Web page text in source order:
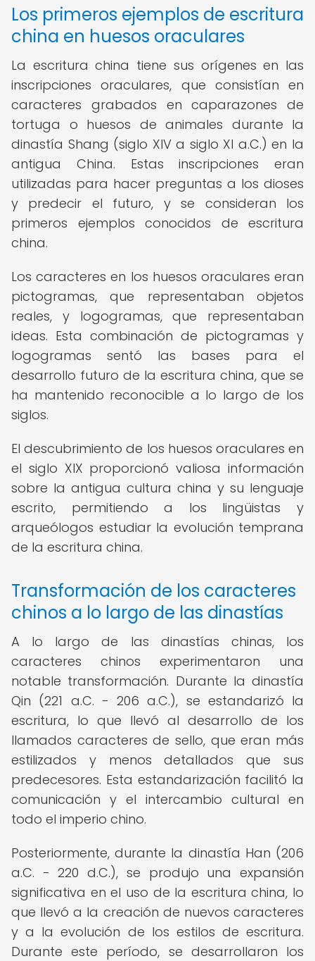
Los primeros ejemplos de escritura
china en huesos oraculares
La escritura china tiene sus orígenes en las
inscripciones oraculares, que consistían en
caracteres grabados en caparazones de
tortuga o huesos de animales durante la
dinastía Shang (siglo XIV a siglo XI a.C.) en la
antigua China. Estas inscripciones eran
utilizadas para hacer preguntas a los dioses
y predecir el futuro, y se consideran los
primeros ejemplos conocidos de escritura
china.
Los caracteres en los huesos oraculares eran
pictogramas, que representaban objetos
reales, y logogramas, que representaban
ideas. Esta combinación de pictogramas y
logogramas sentó las bases para el
desarrollo futuro de la escritura china, que se
ha mantenido reconocible a lo largo de los
siglos.
El descubrimiento de los huesos oraculares en
el siglo XIX proporcionó valiosa información
sobre la antigua cultura china y su lenguaje
escrito, permitiendo a los lingüistas y
arqueólogos estudiar la evolución temprana
de la escritura china.
Transformación de los caracteres
chinos a lo largo de las dinastías
A lo largo de las dinastías chinas, los
caracteres chinos experimentaron una
notable transformación. Durante la dinastía
Qin (221 a.C. - 206 a.C.), se estandarizó la
escritura, lo que llevó al desarrollo de los
llamados caracteres de sello, que eran más
estilizados y menos detallados que sus
predecesores. Esta estandarización facilitó la
comunicación y el intercambio cultural en
todo el imperio chino.
Posteriormente, durante la dinastía Han (206
a.C. - 220 d.C.), se produjo una expansión
significativa en el uso de la escritura china, lo
que llevó a la creación de nuevos caracteres
y a la evolución de los estilos de escritura.
Durante este período, se desarrollaron los